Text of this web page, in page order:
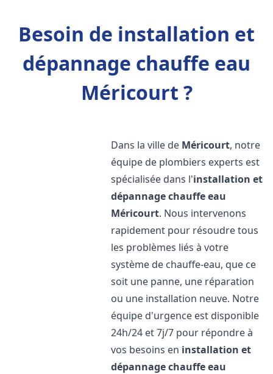
Besoin de installation et
dépannage chauffe eau
Méricourt ?
Dans la ville de Méricourt, notre
équipe de plombiers experts est
spécialisée dans l'installation et
dépannage chauffe eau
Méricourt. Nous intervenons
rapidement pour résoudre tous
les problèmes liés à votre
système de chauffe-eau, que ce
soit une panne, une réparation
ou une installation neuve. Notre
équipe d'urgence est disponible
24h/24 et 7j/7 pour répondre à
vos besoins en installation et
dépannage chauffe eau